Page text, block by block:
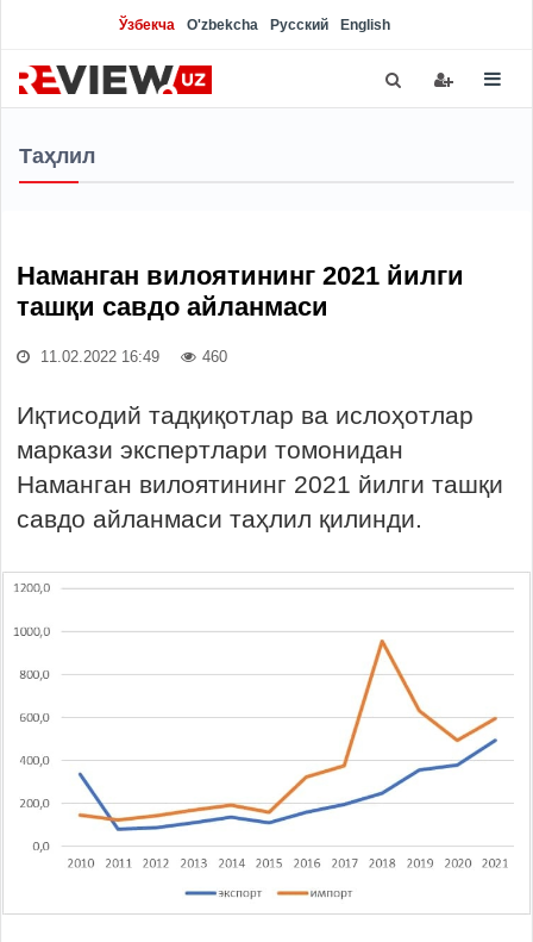
Ўзбекча O'zbekcha Русский English
Таҳлил
Наманган вилоятининг 2021 йилги
ташқи савдо айланмаси
11.02.2022 16:49 460
Иқтисодий тадқиқотлар ва ислоҳотлар
маркази экспертлари томонидан
Наманган вилоятининг 2021 йилги ташқи
савдо айланмаси таҳлил қилинди.